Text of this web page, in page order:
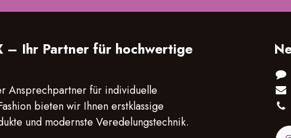
– Ihr Partner für hochwertige
Ansprechpartner für individuelle
bieten wir Ihnen erstklassige
und modernste Veredelungstechnik.